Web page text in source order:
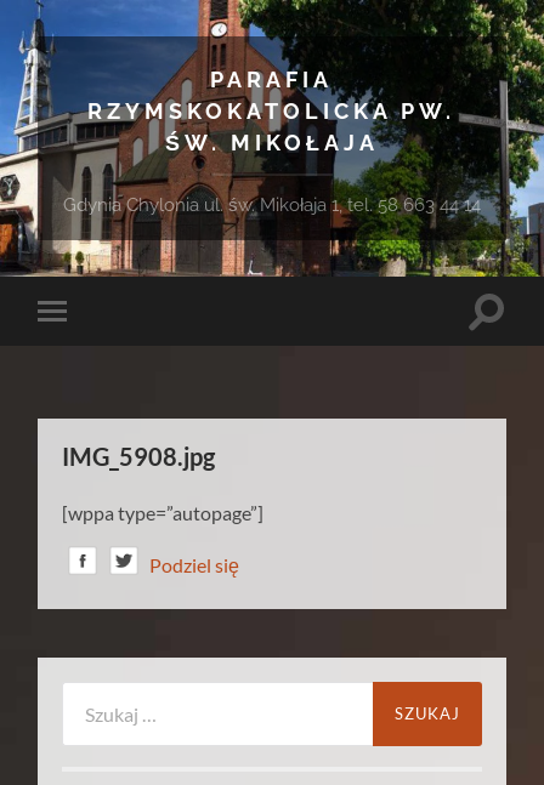
PARAFIA
RZYMSKOKATOLICKA PW.
ŚW. MIKOŁAJA
Gdynia Chylonia ul. św. Mikołaja 1, tel. 58 663 44 14
Toggle
Toggle
IMG_5908.jpg
[wppa type=”autopage”]
Podziel się